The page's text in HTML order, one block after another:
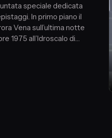
speciale dedicata
In primo piano il
Vena sull’ultima notte
1975 all’Idroscalo di